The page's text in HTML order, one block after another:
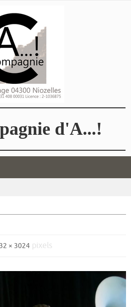
d'A...!
× 3024 pixels